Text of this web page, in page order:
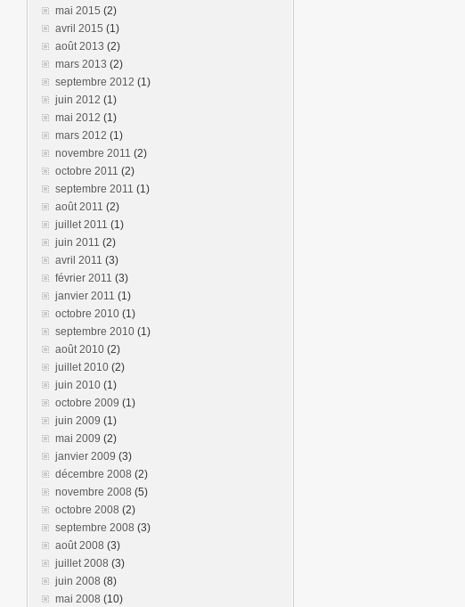
mai 2015 (2)
avril 2015 (1)
août 2013 (2)
mars 2013 (2)
septembre 2012 (1)
juin 2012 (1)
mai 2012 (1)
mars 2012 (1)
novembre 2011 (2)
octobre 2011 (2)
septembre 2011 (1)
août 2011 (2)
juillet 2011 (1)
juin 2011 (2)
avril 2011 (3)
février 2011 (3)
janvier 2011 (1)
octobre 2010 (1)
septembre 2010 (1)
août 2010 (2)
juillet 2010 (2)
juin 2010 (1)
octobre 2009 (1)
juin 2009 (1)
mai 2009 (2)
janvier 2009 (3)
décembre 2008 (2)
novembre 2008 (5)
octobre 2008 (2)
septembre 2008 (3)
août 2008 (3)
juillet 2008 (3)
juin 2008 (8)
mai 2008 (10)